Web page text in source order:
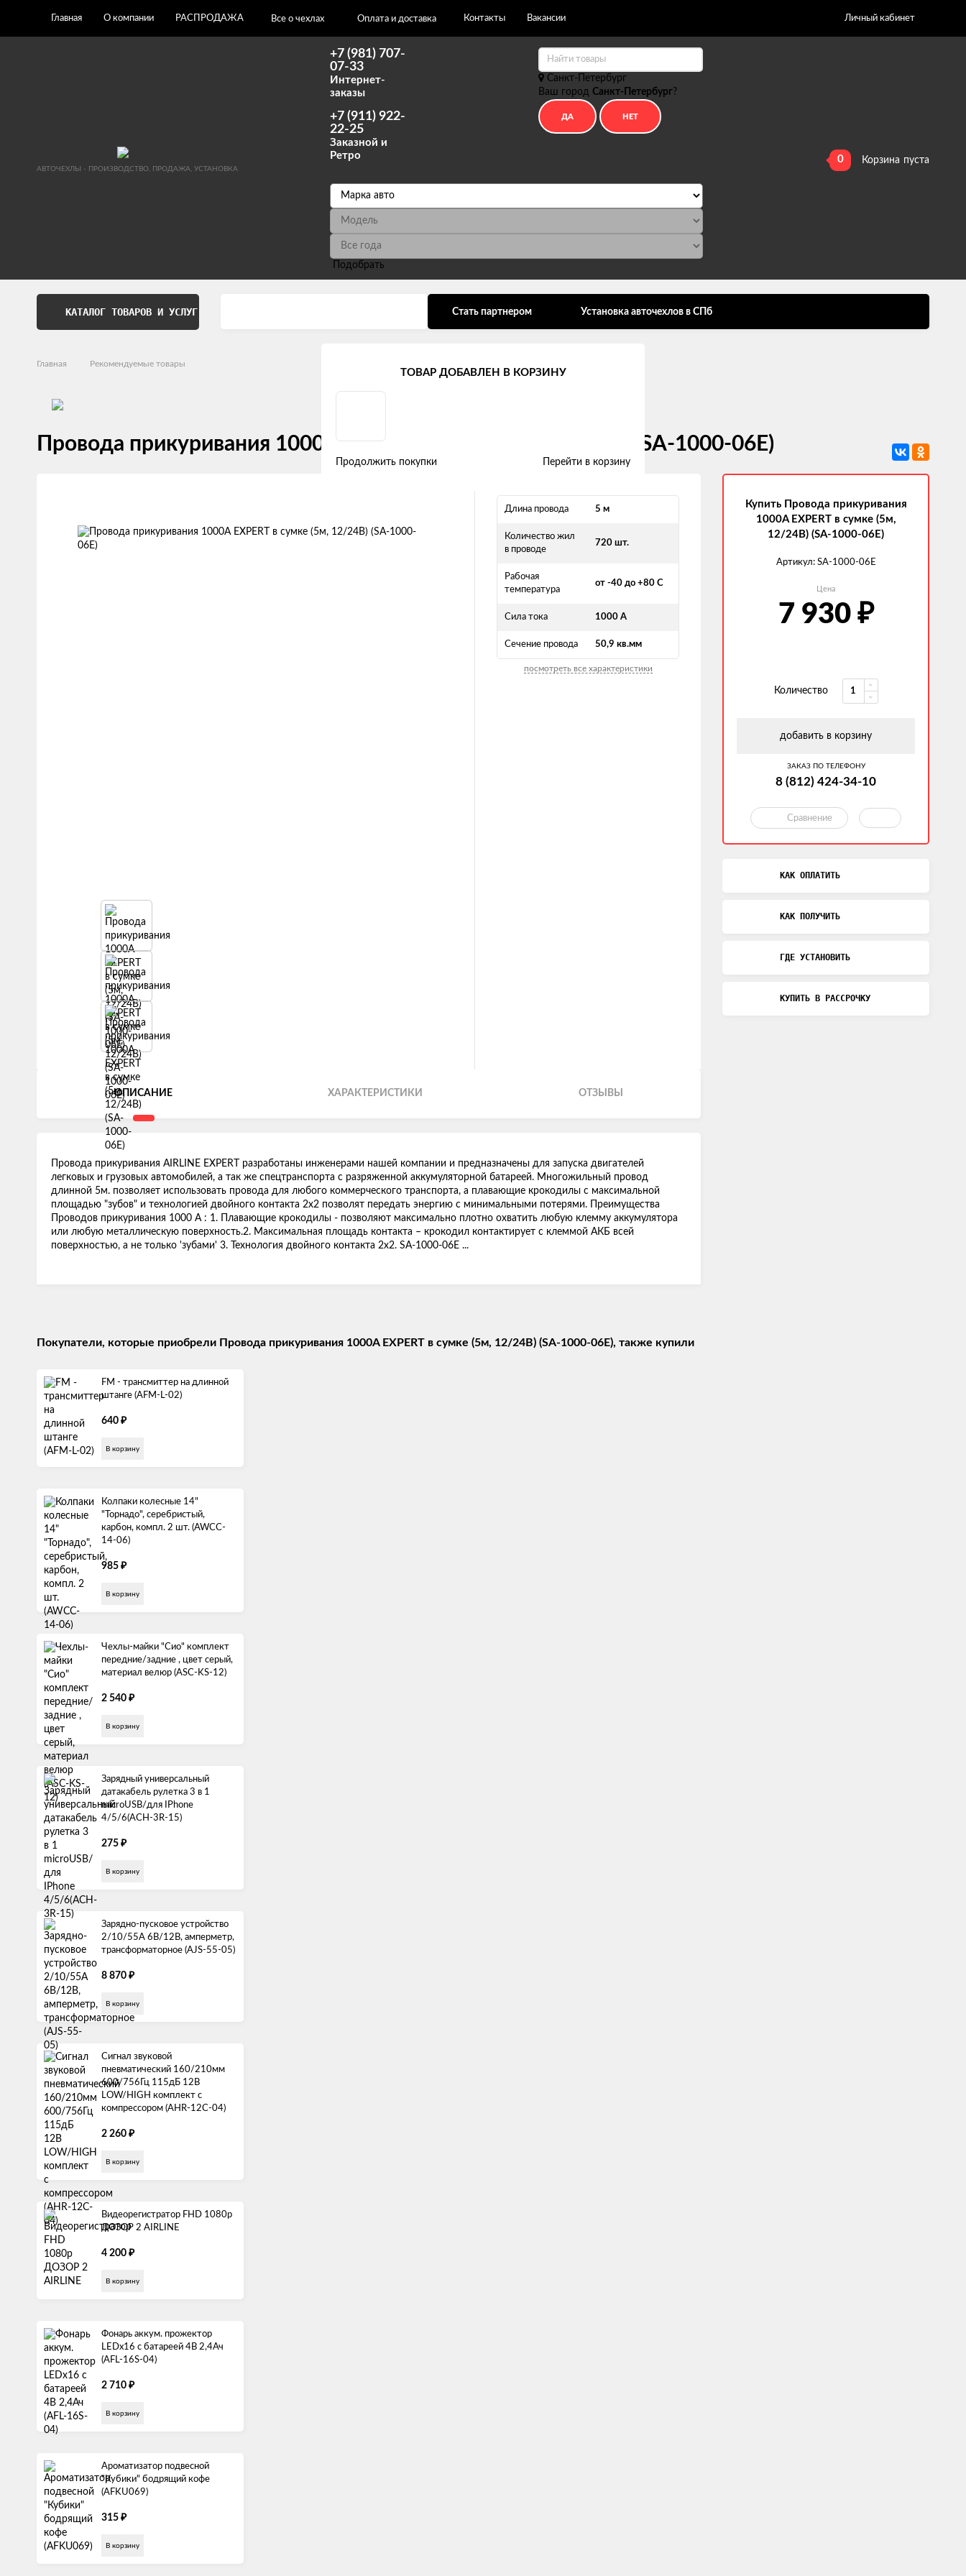
Главная О компании РАСПРОДАЖА Все о чехлах Оплата и доставка Контакты Вакансии Личный кабинет
АВТОЧЕХЛЫ - ПРОИЗВОДСТВО, ПРОДАЖА, УСТАНОВКА
+7 (981) 707-
07-33
Интернет-
заказы
+7 (911) 922-
22-25
Заказной и
Ретро
Санкт-Петербург
Ваш город Санкт-Петербург?
Подобрать
0 Корзина пуста
КАТАЛОГ ТОВАРОВ И УСЛУГ Стать партнером Установка авточехлов в СПб
Главная Рекомендуемые товары
Провода прикуривания 1000A EXPERT в сумке (5м, 12/24В) (SA-1000-06E)
Длина провода 5 м
Количество жил
в проводе
720 шт.
Рабочая
температура
от -40 до +80 С
Сила тока 1000 А
Сечение провода 50,9 кв.мм
посмотреть все характеристики
ОПИСАНИЕ ХАРАКТЕРИСТИКИ ОТЗЫВЫ
Провода прикуривания AIRLINE EXPERT разработаны инженерами нашей компании и предназначены для запуска двигателей
легковых и грузовых автомобилей, а так же спецтранспорта с разряженной аккумуляторной батареей. Многожильный провод
длинной 5м. позволяет использовать провода для любого коммерческого транспорта, а плавающие крокодилы с максимальной
площадью "зубов" и технологией двойного контакта 2х2 позволят передать энергию с минимальными потерями. Преимущества
Проводов прикуривания 1000 А : 1. Плавающие крокодилы - позволяют максимально плотно охватить любую клемму аккумулятора
или любую металлическую поверхность.2. Максимальная площадь контакта – крокодил контактирует с клеммой АКБ всей
поверхностью, а не только 'зубами' 3. Технология двойного контакта 2х2. SA-1000-06E ...
Купить Провода прикуривания
1000A EXPERT в сумке (5м,
12/24В) (SA-1000-06E)
Артикул: SA-1000-06E
Цена
7 930 ₽
Количество
добавить в корзину
ЗАКАЗ ПО ТЕЛЕФОНУ
8 (812) 424-34-10
Сравнение
КАК ОПЛАТИТЬ
КАК ПОЛУЧИТЬ
ГДЕ УСТАНОВИТЬ
КУПИТЬ В РАССРОЧКУ
Покупатели, которые приобрели Провода прикуривания 1000A EXPERT в сумке (5м, 12/24В) (SA-1000-06E), также купили
FM - трансмиттер на длинной
штанге (AFM-L-02)
640 ₽
В корзину
Колпаки колесные 14"
"Торнадо", серебристый,
карбон, компл. 2 шт. (AWCC-
14-06)
985 ₽
В корзину
Чехлы-майки "Сио" комплект
передние/задние , цвет серый,
материал велюр (ASC-KS-12)
2 540 ₽
В корзину
Зарядный универсальный
датакабель рулетка 3 в 1
microUSB/для IPhone
4/5/6(ACH-3R-15)
275 ₽
В корзину
Зарядно-пусковое устройство
2/10/55А 6В/12В, амперметр,
трансформаторное (AJS-55-05)
8 870 ₽
В корзину
Сигнал звуковой
пневматический 160/210мм
600/756Гц 115дБ 12В
LOW/HIGH комплект с
компрессором (AHR-12C-04)
2 260 ₽
В корзину
Видеорегистратор FHD 1080p
ДОЗОР 2 AIRLINE
4 200 ₽
В корзину
Фонарь аккум. прожектор
LEDx16 с батареей 4В 2,4Ач
(AFL-16S-04)
2 710 ₽
В корзину
Ароматизатор подвесной
"Кубики" бодрящий кофе
(AFKU069)
315 ₽
В корзину
ТОВАР ДОБАВЛЕН В КОРЗИНУ
Продолжить покупки Перейти в корзину